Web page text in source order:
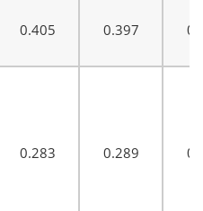
0.405 0.397
0.283 0.289